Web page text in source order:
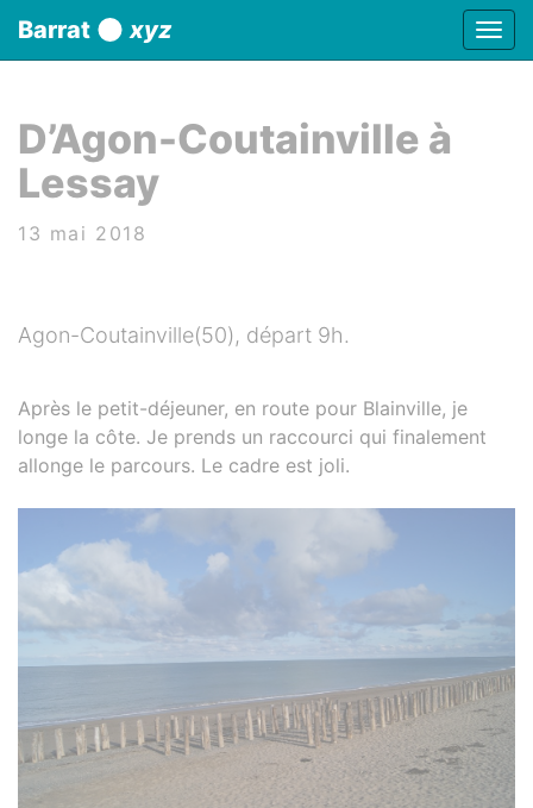
Barrat xyz
D’Agon-Coutainville à
Lessay
13 mai 2018
Agon-Coutainville(50), départ 9h.
Après le petit-déjeuner, en route pour Blainville, je
longe la côte. Je prends un raccourci qui finalement
allonge le parcours. Le cadre est joli.
Panneau de gestion des cookies